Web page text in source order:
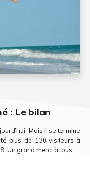
: Le bilan
Mais il se termine
plus de 130 visiteurs à
Un grand merci à tous.